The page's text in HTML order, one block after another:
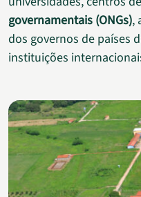
governamentais (ONGs),
dos governos de países
instituições